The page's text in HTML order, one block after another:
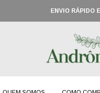
CUPOM: